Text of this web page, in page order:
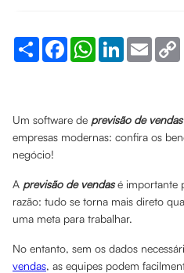
Share FacebookWhatsApp
LinkedInEmail
Um software de previsão de vendas
empresas modernas: confira os
negócio!
A previsão de vendasé importante
razão: tudo se torna mais direto
uma meta para trabalhar.
No entanto, sem os dados
vendas, as equipes podem